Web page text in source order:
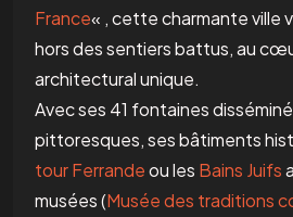
France« , cette charmante ville
hors des sentiers battus, au
architectural unique.
Avec ses 41 fontaines
pittoresques, ses bâtiments
tour Ferrandeou les Bains Juifs
musées (Musée des traditions